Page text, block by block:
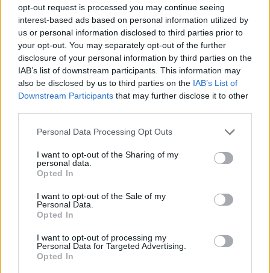
opt-out request is processed you may continue seeing
interest-based ads based on personal information utilized by
us or personal information disclosed to third parties prior to
your opt-out. You may separately opt-out of the further
disclosure of your personal information by third parties on the
IAB’s list of downstream participants. This information may
also be disclosed by us to third parties on the IAB’s List of
Downstream Participants that may further disclose it to other
Personal Data Processing Opt Outs
I want to opt-out of the Sharing of my
personal data.
Opted In
I want to opt-out of the Sale of my
Personal Data.
Opted In
I want to opt-out of processing my
Personal Data for Targeted Advertising.
Opted In
3 mai 2026
Prince Andrew : la chute d’un prince autrefois tout-
puissant
13 janvier 2026